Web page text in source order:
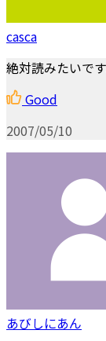
casca
絶対読みたいで
Good
2007/05/10
あびしにあん